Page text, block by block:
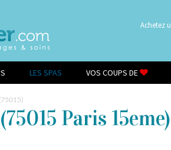
Achetez
LES SPAS VOS COUPS DE
Paris 15eme)